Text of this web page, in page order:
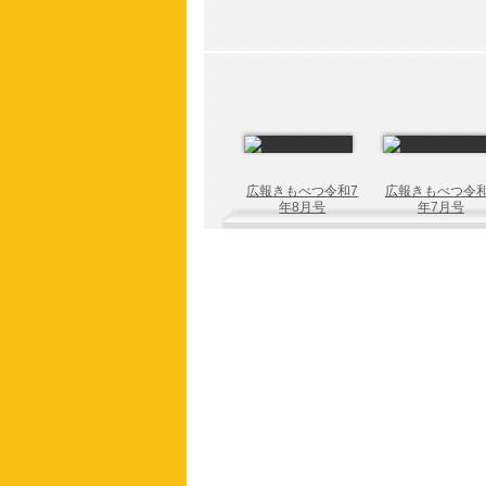
広報きもべつ令和7
年8月号
広報きもべつ令
年7月号